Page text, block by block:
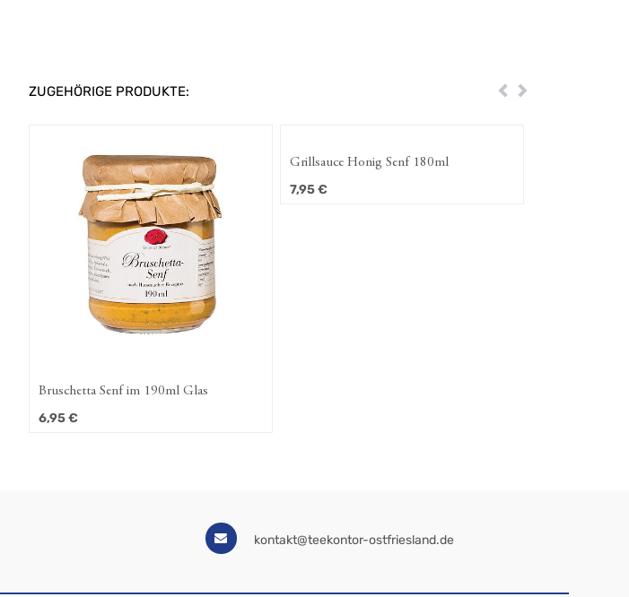
ZUGEHÖRIGE PRODUKTE: ZurückWeiter
Bruschetta Senf im 190ml Glas
6,95€
Grillsauce Honig Senf 180ml
7,95€
kontakt@teekontor-ostfriesland.de